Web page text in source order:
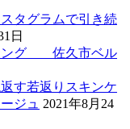
タグラムで引き続
日
ング 佐久市ベル
す若返りスキンケ
ジュ 2021年8月24